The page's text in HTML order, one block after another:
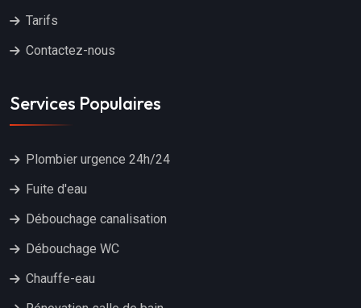
Tarifs
Contactez-nous
Services Populaires
Plombier urgence 24h/24
Fuite d'eau
Débouchage canalisation
Débouchage WC
Chauffe-eau